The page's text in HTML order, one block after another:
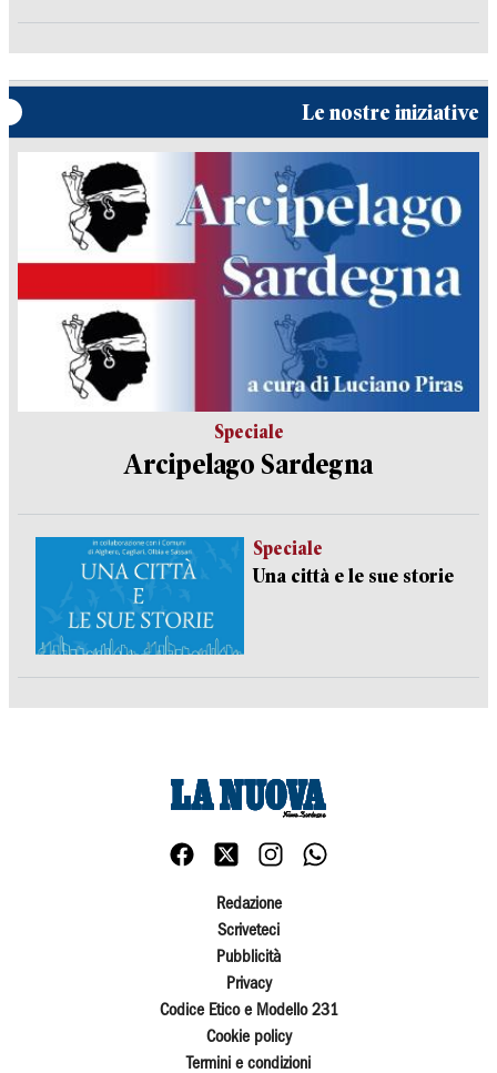
Le nostre iniziative
Speciale
Arcipelago Sardegna
Speciale
Una città e le sue storie
Redazione
Scriveteci
Pubblicità
Privacy
Codice Etico e Modello 231
Cookie policy
Termini e condizioni